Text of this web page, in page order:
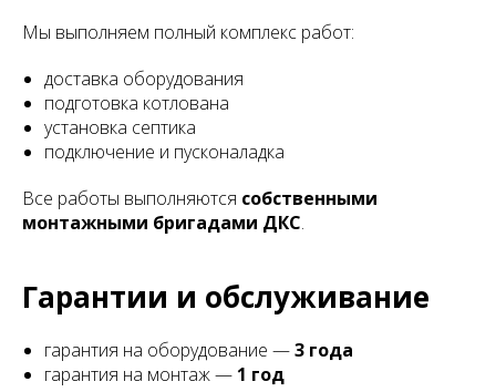
Мы выполняем полный комплекс работ:
доставка оборудования
подготовка котлована
установка септика
подключение и пусконаладка
Все работы выполняются собственными
монтажными бригадами ДКС.
Гарантии и обслуживание
гарантия на оборудование —3 года
гарантия на монтаж — 1 год